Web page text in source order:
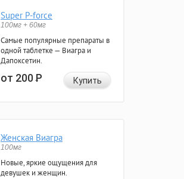
Super P-force
100мг + 60мг
Самые популярные препараты в
одной таблетке — Виагра и
Дапоксетин.
от 200Р Купить
Женская Виагра
100мг
Новые, яркие ощущения для
девушек и женщин.